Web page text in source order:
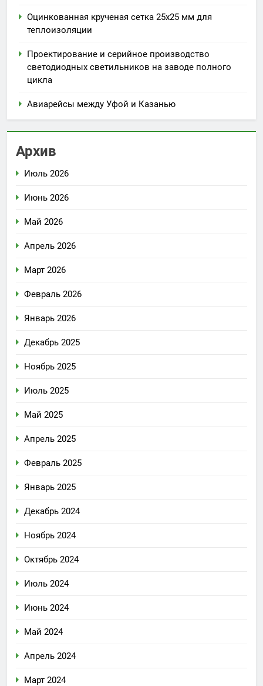
Оцинкованная крученая сетка 25х25 мм для
теплоизоляции
Проектирование и серийное производство
светодиодных светильников на заводе полного
цикла
Авиарейсы между Уфой и Казанью
Архив
Июль 2026
Июнь 2026
Май 2026
Апрель 2026
Март 2026
Февраль 2026
Январь 2026
Декабрь 2025
Ноябрь 2025
Июль 2025
Май 2025
Апрель 2025
Февраль 2025
Январь 2025
Декабрь 2024
Ноябрь 2024
Октябрь 2024
Июль 2024
Июнь 2024
Май 2024
Апрель 2024
Март 2024